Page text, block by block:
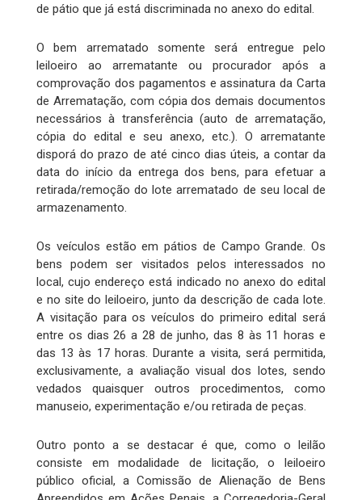
de pátio que já está discriminada no anexo do edital.
O bem arrematado somente será entregue pelo
leiloeiro ao arrematante ou procurador após a
comprovação dos pagamentos e assinatura da Carta
de Arrematação, com cópia dos demais documentos
necessários à transferência (auto de arrematação,
cópia do edital e seu anexo, etc.). O arrematante
disporá do prazo de até cinco dias úteis, a contar da
data do início da entrega dos bens, para efetuar a
retirada/remoção do lote arrematado de seu local de
armazenamento.
Os veículos estão em pátios de Campo Grande. Os
bens podem ser visitados pelos interessados no
local, cujo endereço está indicado no anexo do edital
e no site do leiloeiro, junto da descrição de cada lote.
A visitação para os veículos do primeiro edital será
entre os dias 26 a 28 de junho, das 8 às 11 horas e
das 13 às 17 horas. Durante a visita, será permitida,
exclusivamente, a avaliação visual dos lotes, sendo
vedados quaisquer outros procedimentos, como
manuseio, experimentação e/ou retirada de peças.
Outro ponto a se destacar é que, como o leilão
consiste em modalidade de licitação, o leiloeiro
público oficial, a Comissão de Alienação de Bens